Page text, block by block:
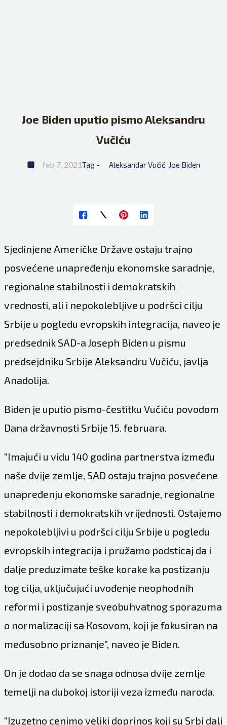
Joe Biden uputio pismo Aleksandru
Vučiću
feb 7, 2021Tag - Aleksandar Vučić Joe Biden
Sjedinjene Američke Države ostaju trajno
posvećene unapređenju ekonomske saradnje,
regionalne stabilnosti i demokratskih
vrednosti, ali i nepokolebljive u podršci cilju
Srbije u pogledu evropskih integracija, naveo je
predsednik SAD-a Joseph Biden u pismu
predsejdniku Srbije Aleksandru Vučiću, javlja
Anadolija.
Biden je uputio pismo-čestitku Vučiću povodom
Dana državnosti Srbije 15. februara.
“Imajući u vidu 140 godina partnerstva između
naše dvije zemlje, SAD ostaju trajno posvećene
unapređenju ekonomske saradnje, regionalne
stabilnosti i demokratskih vrijednosti. Ostajemo
nepokolebljivi u podršci cilju Srbije u pogledu
evropskih integracija i pružamo podsticaj da i
dalje preduzimate teške korake ka postizanju
tog cilja, uključujući uvođenje neophodnih
reformi i postizanje sveobuhvatnog sporazuma
o normalizaciji sa Кosovom, koji je fokusiran na
međusobno priznanje”, naveo je Biden.
On je dodao da se snaga odnosa dvije zemlje
temelji na dubokoj istoriji veza između naroda.
“Izuzetno cenimo veliki doprinos koji su Srbi dali